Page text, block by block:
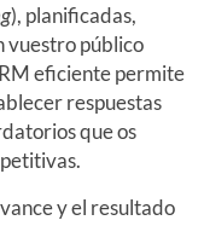
), planificadas,
vuestro público
eficiente permite
respuestas
que os
y el resultado